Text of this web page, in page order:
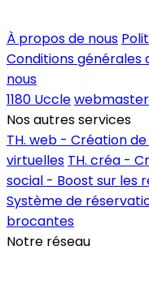
À propos de nous
Conditions générales
nous
1180 Uccle
Nos autres services
TH. web - Création
virtuelles TH. créa -
social - Boost sur les
Système de
brocantes
Notre réseau